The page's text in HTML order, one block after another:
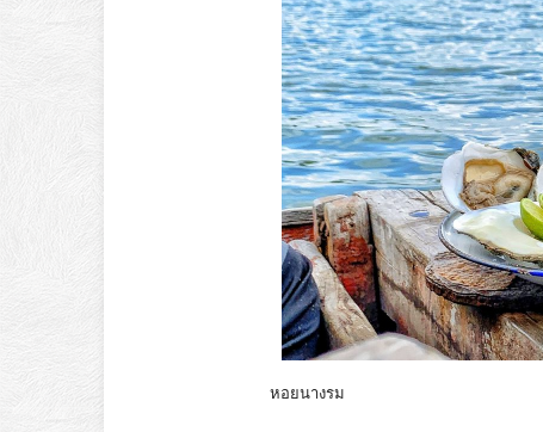
หอยนางรม